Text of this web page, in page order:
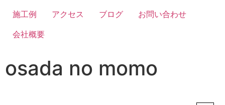
施工例
アクセス ブログ
お問い合わせ
会社概要
osada no momo